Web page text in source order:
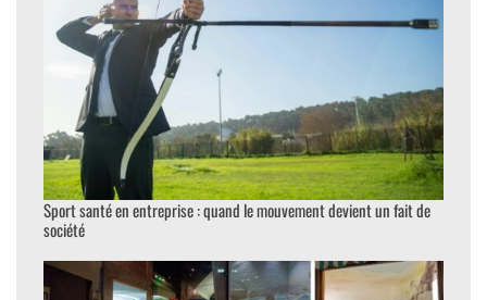
Sport santé en entreprise : quand le mouvement devient un fait de
société